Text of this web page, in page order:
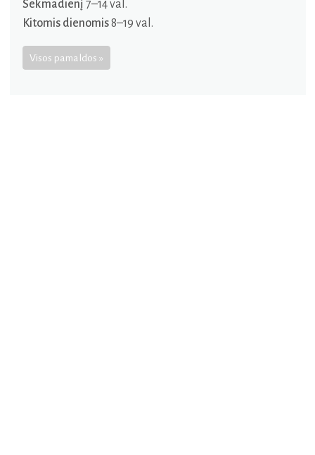
Sekmadienį 7–14 val.
Kitomis dienomis8–19 val.
Visos pamaldos